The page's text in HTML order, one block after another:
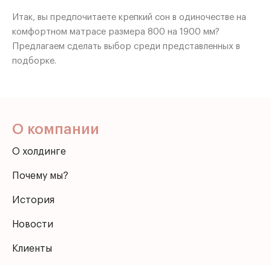
Итак, вы предпочитаете крепкий сон в одиночестве на
комфортном матрасе размера 800 на 1900 мм?
Предлагаем сделать выбор среди представленных в
подборке.
О компании
О холдинге
Почему мы?
История
Новости
Клиенты